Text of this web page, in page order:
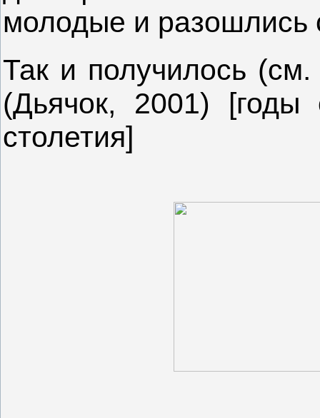
молодые и разошлись
Так и получилось
(Дьячок, 2001) [годы
столетия]